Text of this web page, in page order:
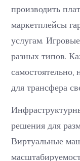
производить
маркетплейсы
услугам.
разных типов.
самостоятельно,
для трансфера
решения для
Виртуальные